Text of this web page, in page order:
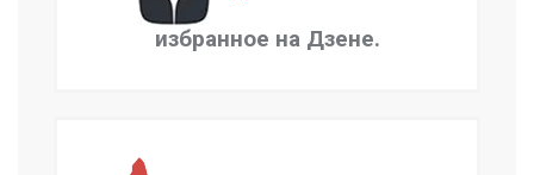
избранное на Дзене.